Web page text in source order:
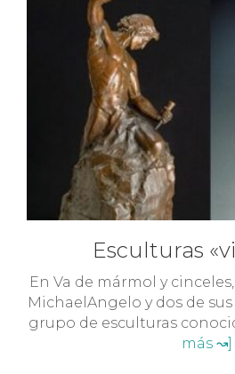
Esculturas
En Va de mármol y
MichaelAngelo y dos de sus
grupo de esculturas
más ↝]